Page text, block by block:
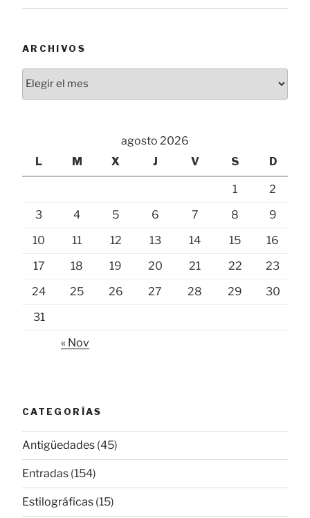
ARCHIVOS
agosto 2026
L
M X J V S D
1
2
3
4 5 6 7 8
9
10
11 12 13 14 15
16
17
18 19 20 21 22
23
24
25 26 27 28 29
30
31
« Nov
CATEGORÍAS
Antigüedades (45)
Entradas (154)
Estilográficas (15)